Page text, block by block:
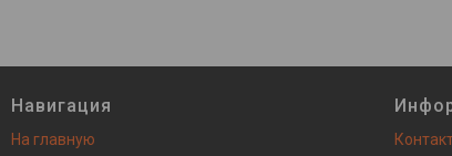
Навигация
На главную